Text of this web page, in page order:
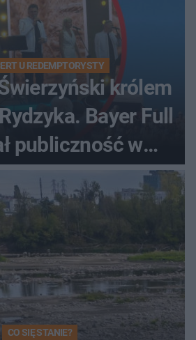
U REDEMPTORYSTY
królem
Bayer Full
publiczność w
Toruniu
CO SIĘ STANIE?